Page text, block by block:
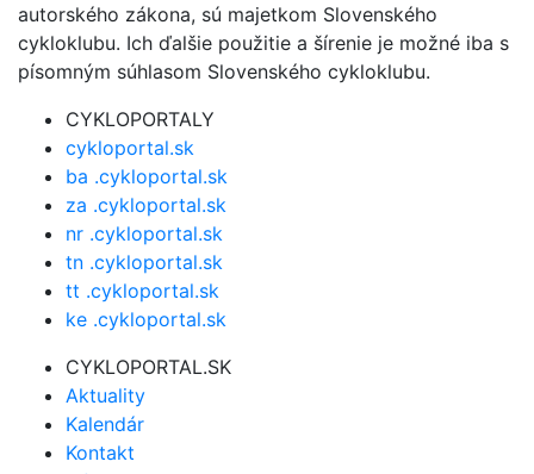
autorského zákona, sú majetkom Slovenského
cykloklubu. Ich ďalšie použitie a šírenie je možné iba s
písomným súhlasom Slovenského cykloklubu.
CYKLOPORTALY
cykloportal.sk
ba .cykloportal.sk
za .cykloportal.sk
nr .cykloportal.sk
tn .cykloportal.sk
tt .cykloportal.sk
ke .cykloportal.sk
CYKLOPORTAL.SK
Aktuality
Kalendár
Kontakt